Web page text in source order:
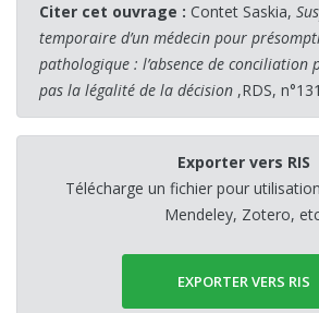
Citer cet ouvrage : Contet Saskia,
temporaire d’un médecin pour
pathologique : l’absence de conciliation
pas la légalité de la décision ,RDS,
Exporter vers RIS
Télécharge un fichier pour
Mendeley, Zotero,
EXPORTER VERS RIS